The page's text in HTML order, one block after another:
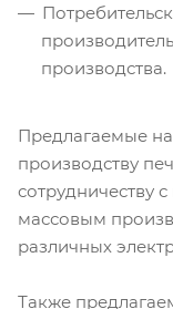
производства.
Предлагаемые
производству
сотрудничеству
массовым
различных
Также